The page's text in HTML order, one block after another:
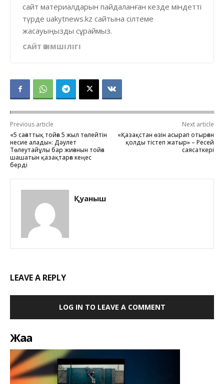
сайт материалдарын пайдаланған кезде міндетті
түрде uakytnews.kz сайтына сілтеме
жасауыңызды сұраймыз.
САЙТ ӘКІМШІЛІГІ
Previous article
«5 сағаттық тойға 5 жыл төлейтін
несие алады»: Дәулет
Төлеутайұлы бар жиғанын тойға
шашатын қазақтарға кеңес
берді
Next article
«Қазақстан өзін асырап отырған
қолды тістеп жатыр» – Ресей
саясаткері
Қуаныш
LEAVE A REPLY
LOG IN TO LEAVE A COMMENT
Жаңа